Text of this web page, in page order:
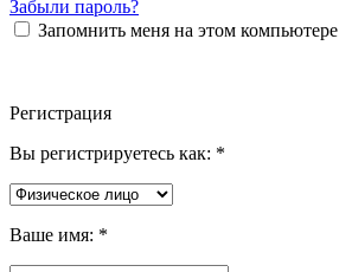
Забыли пароль?
Запомнить меня на этом компьютере
Регистрация
Вы регистрируетесь как: *
Ваше имя: *